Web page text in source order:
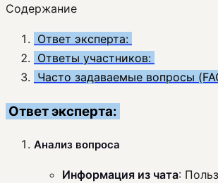
Содержание
Ответ эксперта:
Ответы участников:
Часто задаваемые вопросы
Ответ эксперта:
Анализ вопроса
Информация из чата: